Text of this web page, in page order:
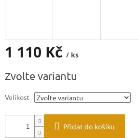
1 110 Kč / ks
cena:
Zvolte variantu
Velikost
Přidat do košíku